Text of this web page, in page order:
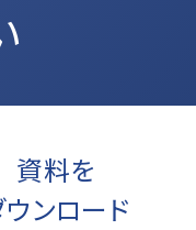
資料を
ンロード